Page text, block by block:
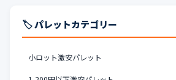
🏷️ パレットカテゴリー
小ロット激安パレット